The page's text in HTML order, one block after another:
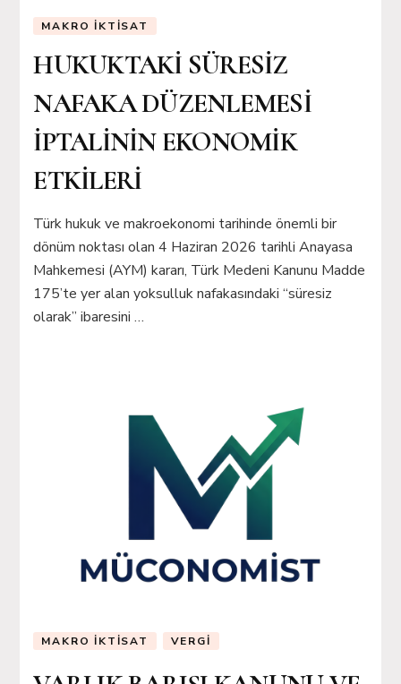
MAKRO İKTISAT
HUKUKTAKİ SÜRESİZ
NAFAKA DÜZENLEMESİ
İPTALİNİN EKONOMİK
ETKİLERİ
Türk hukuk ve makroekonomi tarihinde önemli bir
dönüm noktası olan 4 Haziran 2026 tarihli Anayasa
Mahkemesi (AYM) kararı, Türk Medeni Kanunu Madde
175’te yer alan yoksulluk nafakasındaki “süresiz
olarak” ibaresini …
MAKRO İKTISAT VERGI